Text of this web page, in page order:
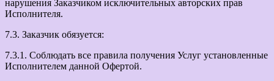
нарушения Заказчиком исключительных авторских прав
Исполнителя.
7.3. Заказчик обязуется:
7.3.1. Соблюдать все правила получения Услуг установленные
Исполнителем данной Офертой.